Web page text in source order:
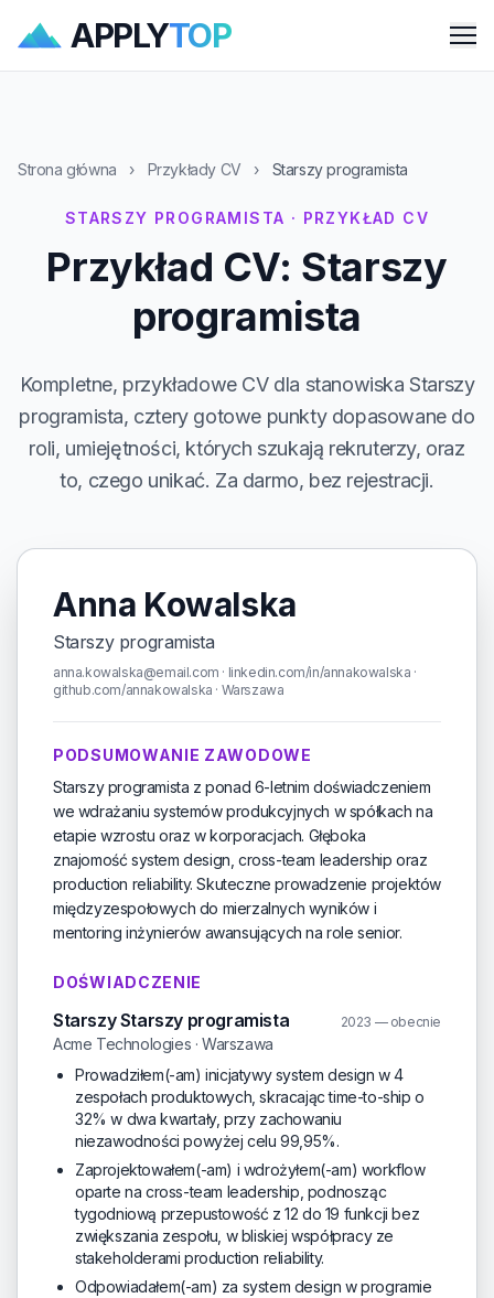
APPLYTOP
Strona główna › Przykłady CV › Starszy programista
STARSZY PROGRAMISTA · PRZYKŁAD CV
Przykład CV: Starszy
programista
Kompletne, przykładowe CV dla stanowiska Starszy
programista, cztery gotowe punkty dopasowane do
roli, umiejętności, których szukają rekruterzy, oraz
to, czego unikać. Za darmo, bez rejestracji.
Anna Kowalska
Starszy programista
anna.kowalska@email.com · linkedin.com/in/annakowalska ·
github.com/annakowalska · Warszawa
PODSUMOWANIE ZAWODOWE
Starszy programista z ponad 6-letnim doświadczeniem
we wdrażaniu systemów produkcyjnych w spółkach na
etapie wzrostu oraz w korporacjach. Głęboka
znajomość system design, cross-team leadership oraz
production reliability. Skuteczne prowadzenie projektów
międzyzespołowych do mierzalnych wyników i
mentoring inżynierów awansujących na role senior.
DOŚWIADCZENIE
Starszy Starszy programista 2023 — obecnie
Acme Technologies · Warszawa
Prowadziłem(-am) inicjatywy system design w 4
zespołach produktowych, skracając time-to-ship o
32% w dwa kwartały, przy zachowaniu
niezawodności powyżej celu 99,95%.
Zaprojektowałem(-am) i wdrożyłem(-am) workflow
oparte na cross-team leadership, podnosząc
tygodniową przepustowość z 12 do 19 funkcji bez
zwiększania zespołu, w bliskiej współpracy ze
stakeholderami production reliability.
Odpowiadałem(-am) za system design w programie